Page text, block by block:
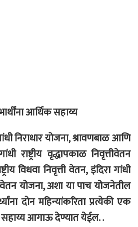
आर्थिक सहाय्य
निराधार योजना, श्रावणबाळ आणि
राष्ट्रीय वृद्धापकाळ निवृत्तीवेतन
विधवा निवृत्ती वेतन, इंदिरा गांधी
वेतन योजना, अशा या पाच योजनेतील
दोन महिन्यांकरिता प्रत्येकी एक
आगाऊ देण्यात येईल. .